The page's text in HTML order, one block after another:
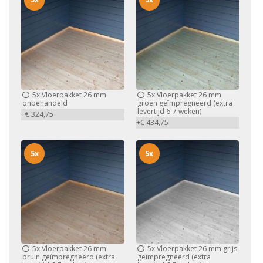
5xVloerpakket 26 mm
onbehandeld
+€ 324,75
5xVloerpakket 26 mm
groen geïmpregneerd (extra
levertijd 6-7 weken)
+€ 434,75
5xVloerpakket 26 mm
bruin geïmpregneerd (extra
5x
5xVloerpakket 26 mm grijs
geïmpregneerd (extra
5x